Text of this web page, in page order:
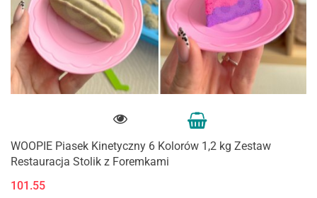
WOOPIE Piasek Kinetyczny 6 Kolorów 1,2 kg Zestaw
Restauracja Stolik z Foremkami
101.55